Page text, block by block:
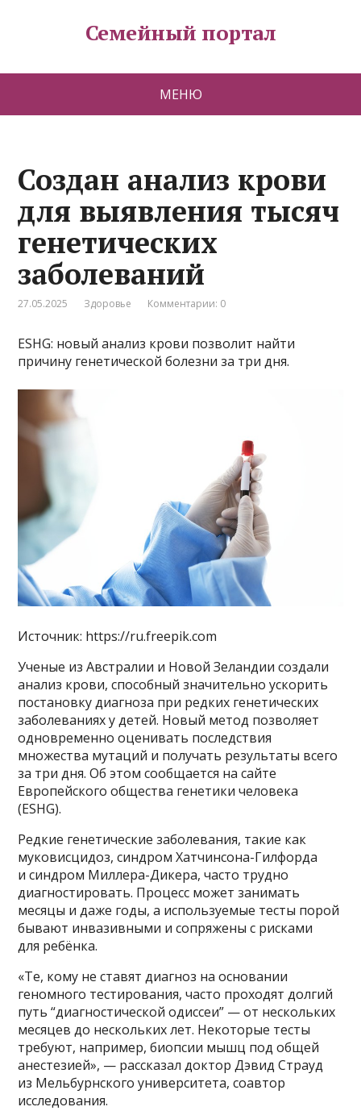
Семейный портал
МЕНЮ
Создан анализ крови
для выявления тысяч
генетических
заболеваний
27.05.2025 Здоровье Комментарии: 0
ESHG: новый анализ крови позволит найти
причину генетической болезни за три дня.
Источник: https://ru.freepik.com
Ученые из Австралии и Новой Зеландии создали
анализ крови, способный значительно ускорить
постановку диагноза при редких генетических
заболеваниях у детей. Новый метод позволяет
одновременно оценивать последствия
множества мутаций и получать результаты всего
за три дня. Об этом сообщается на сайте
Европейского общества генетики человека
(ESHG).
Редкие генетические заболевания, такие как
муковисцидоз, синдром Хатчинсона-Гилфорда
и синдром Миллера-Дикера, часто трудно
диагностировать. Процесс может занимать
месяцы и даже годы, а используемые тесты порой
бывают инвазивными и сопряжены с рисками
для ребёнка.
«Те, кому не ставят диагноз на основании
геномного тестирования, часто проходят долгий
путь “диагностической одиссеи” — от нескольких
месяцев до нескольких лет. Некоторые тесты
требуют, например, биопсии мышц под общей
анестезией», — рассказал доктор Дэвид Страуд
из Мельбурнского университета, соавтор
исследования.